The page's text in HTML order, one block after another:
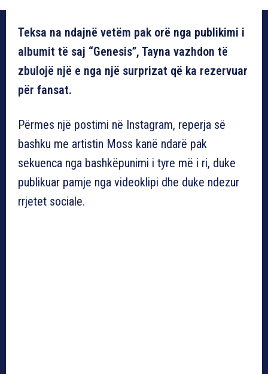
Teksa na ndajnë vetëm pak orë nga publikimi i
albumit të saj “Genesis”, Tayna vazhdon të
zbulojë një e nga një surprizat që ka rezervuar
për fansat.
Përmes një postimi në Instagram, reperja së
bashku me artistin Moss kanë ndarë pak
sekuenca nga bashkëpunimi i tyre më i ri, duke
publikuar pamje nga videoklipi dhe duke ndezur
rrjetet sociale.